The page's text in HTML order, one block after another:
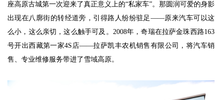
座高原古城第一次迎来了真正意义上的“私家车”。那圆润可爱的身影
出现在八廓街的转经道旁，引得路人纷纷驻足——原来汽车可以这
么小，这么亲切，这么触手可及。2008年，奇瑞在拉萨金珠西路163
号开出西藏第一家4S店——拉萨凯丰农机销售有限公司，将汽车销
售、专业维修服务带进了雪域高原。